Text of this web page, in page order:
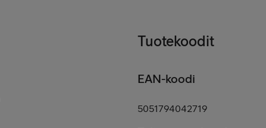
Tuotekoodit
EAN-koodi
5051794042719